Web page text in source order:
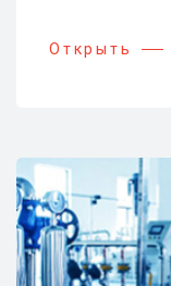
Открыть